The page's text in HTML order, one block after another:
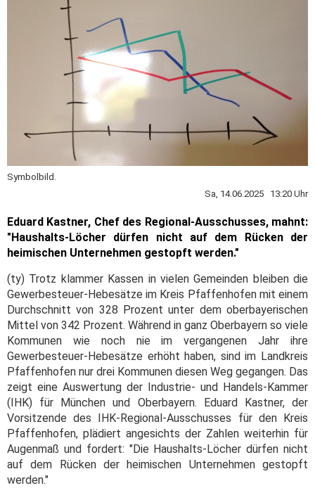
Symbolbild.
Sa, 14.06.2025 13:20 Uhr
Eduard Kastner, Chef des Regional-Ausschusses, mahnt:
"Haushalts-Löcher dürfen nicht auf dem Rücken der
heimischen Unternehmen gestopft werden."
(ty) Trotz klammer Kassen in vielen Gemeinden bleiben die
Gewerbesteuer-Hebesätze im Kreis Pfaffenhofen mit einem
Durchschnitt von 328 Prozent unter dem oberbayerischen
Mittel von 342 Prozent. Während in ganz Oberbayern so viele
Kommunen wie noch nie im vergangenen Jahr ihre
Gewerbesteuer-Hebesätze erhöht haben, sind im Landkreis
Pfaffenhofen nur drei Kommunen diesen Weg gegangen. Das
zeigt eine Auswertung der Industrie- und Handels-Kammer
(IHK) für München und Oberbayern. Eduard Kastner, der
Vorsitzende des IHK-Regional-Ausschusses für den Kreis
Pfaffenhofen, plädiert angesichts der Zahlen weiterhin für
Augenmaß und fordert: "Die Haushalts-Löcher dürfen nicht
auf dem Rücken der heimischen Unternehmen gestopft
werden."